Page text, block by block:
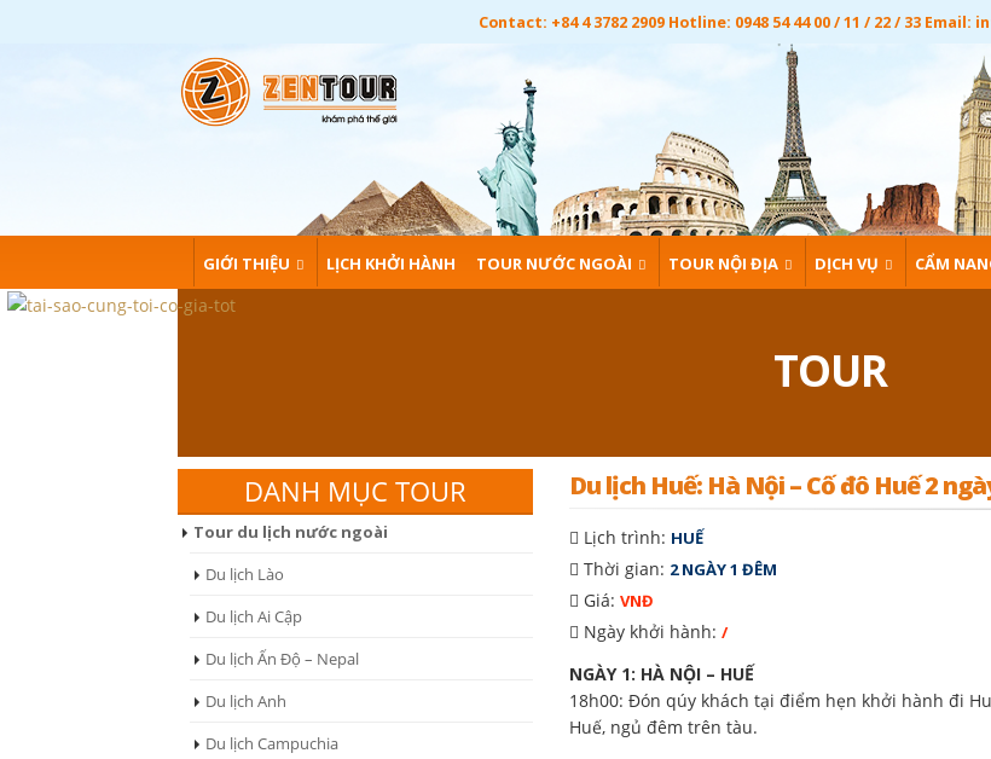
Contact: +84 4 3782 2909 Hotline: 0948 54 44 00 / 11 / 22 / 33 Email:
GIỚI THIỆU LỊCH KHỞI HÀNH TOUR NƯỚC NGOÀI TOUR NỘI ĐỊA DỊCH VỤ CẨM
TOUR
Du lịch Huế: Hà Nội – Cố đô Huế 2
Lịch trình: HUẾ
Thời gian: 2 NGÀY 1 ĐÊM
Giá: VNĐ
Ngày khởi hành: /
NGÀY 1: HÀ NỘI – HUẾ
18h00: Đón qúy khách tại điểm hẹn khởi hành đi
Huế, ngủ đêm trên tàu.
DANH MỤC TOUR
Tour du lịch nước ngoài
Du lịch Lào
Du lịch Ai Cập
Du lịch Ấn Độ – Nepal
Du lịch Anh
Du lịch Campuchia